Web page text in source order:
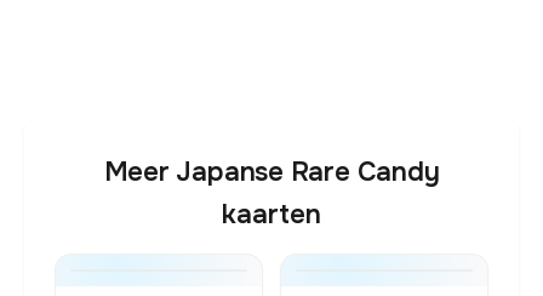
Meer Japanse Rare Candy
kaarten